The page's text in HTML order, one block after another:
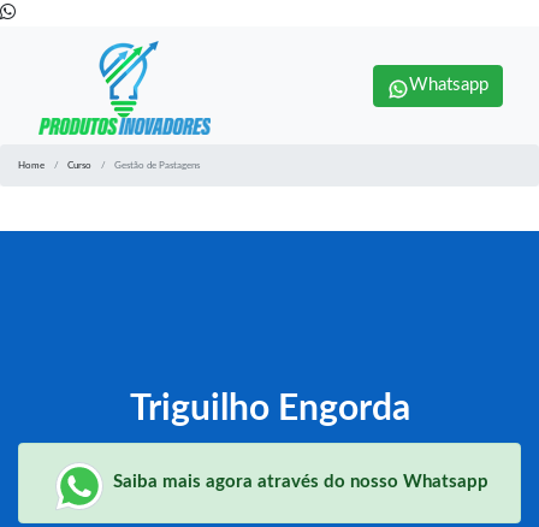
Whatsapp
Home Curso Gestão de Pastagens
Triguilho Engorda
Saiba mais agora através do nosso Whatsapp